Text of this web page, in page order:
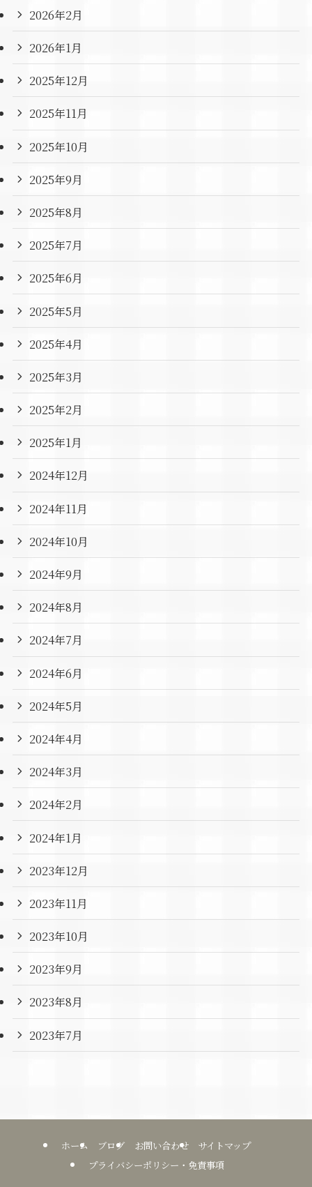
2026年2月
2026年1月
2025年12月
2025年11月
2025年10月
2025年9月
2025年8月
2025年7月
2025年6月
2025年5月
2025年4月
2025年3月
2025年2月
2025年1月
2024年12月
2024年11月
2024年10月
2024年9月
2024年8月
2024年7月
2024年6月
2024年5月
2024年4月
2024年3月
2024年2月
2024年1月
2023年12月
2023年11月
2023年10月
2023年9月
2023年8月
2023年7月
ホーム ブログ お問い合わせ
サイトマップ
プライバシーポリシー・免責事項